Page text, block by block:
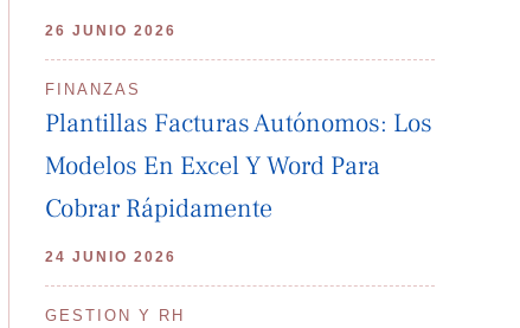
26 JUNIO 2026
FINANZAS
Plantillas Facturas Autónomos: Los
Modelos En Excel Y Word Para
Cobrar Rápidamente
24 JUNIO 2026
GESTION Y RH